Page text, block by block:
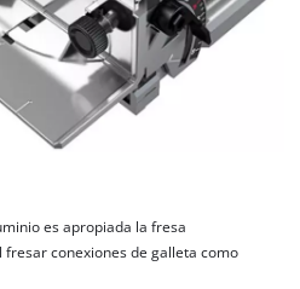
su consentimiento para
is not permitted to load due
that are not disclosed to the
es apropiada la fresa
conexiones de galleta como